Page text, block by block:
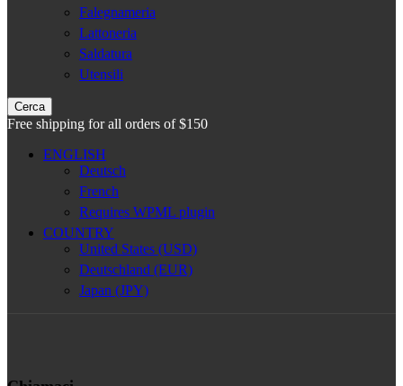
Falegnameria
Lattoneria
Saldatura
Utensili
Cerca
Free shipping for all orders of $150
ENGLISH
Deutsch
French
Requires WPML plugin
COUNTRY
United States (USD)
Deutschland (EUR)
Japan (JPY)